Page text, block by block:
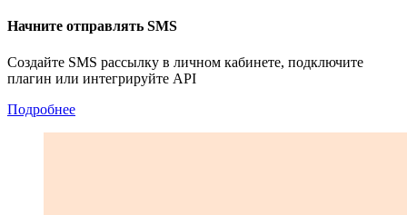
Начните отправлять SMS
Создайте SMS рассылку в личном кабинете, подключите
плагин или интегрируйте API
Подробнее